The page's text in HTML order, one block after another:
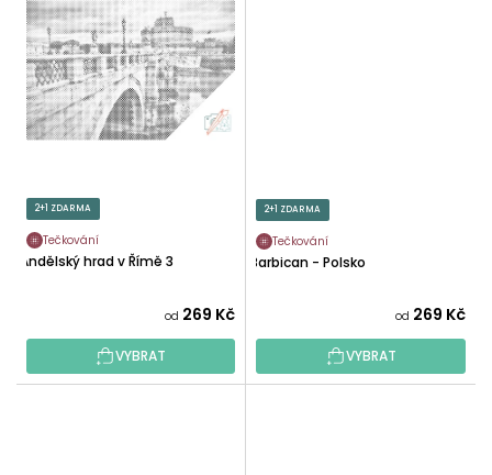
2+1 ZDARMA
Tečkování
Andělský hrad v Římě 3
od 269 Kč
VYBRAT
2+1 ZDARMA
Tečkování
Barbican - Polsko
od 269 Kč
VYBRAT